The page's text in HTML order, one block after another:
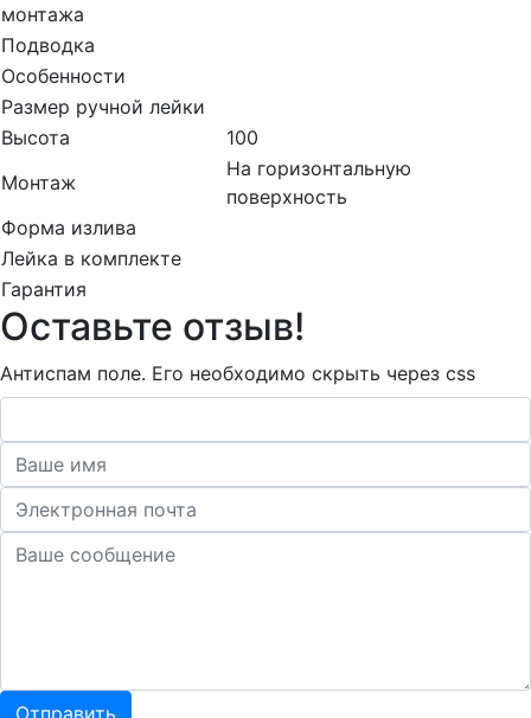
монтажа
Подводка
Особенности
Размер ручной лейки
Высота
100
Монтаж
На горизонтальную
поверхность
Форма излива
Лейка в комплекте
Гарантия
Оставьте отзыв!
Антиспам поле. Его необходимо скрыть через css